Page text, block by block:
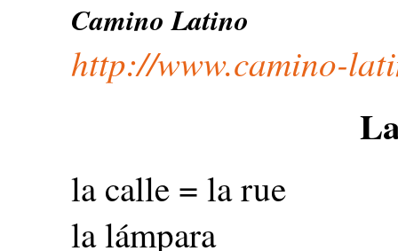
Camino Latino
http://www.camino-
la calle = la rue
la lámpara